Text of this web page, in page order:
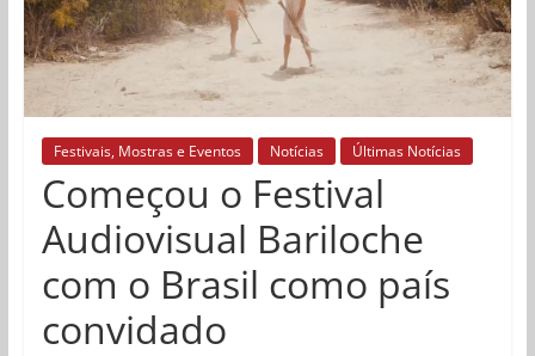
Festivais, Mostras e Eventos Notícias Últimas Notícias
Começou o Festival
Audiovisual Bariloche
com o Brasil como país
convidado